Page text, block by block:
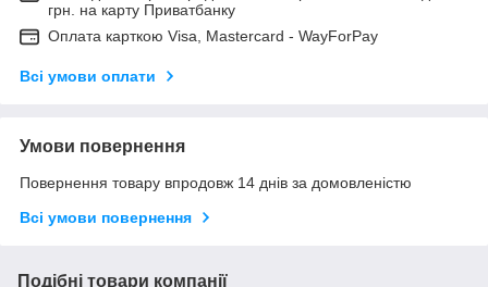
грн. на карту Приватбанку
Оплата карткою Visa, Mastercard - WayForPay
Всі умови оплати
Умови повернення
Повернення товару впродовж 14 днів за домовленістю
Всі умови повернення
Подібні товари компанії